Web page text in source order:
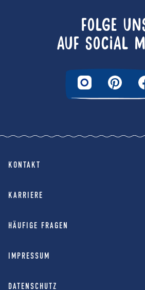
FOLGE
AUF SOCIAL
KONTAKT
KARRIERE
HÄUFIGE FRAGEN
IMPRESSUM
DATENSCHUTZ